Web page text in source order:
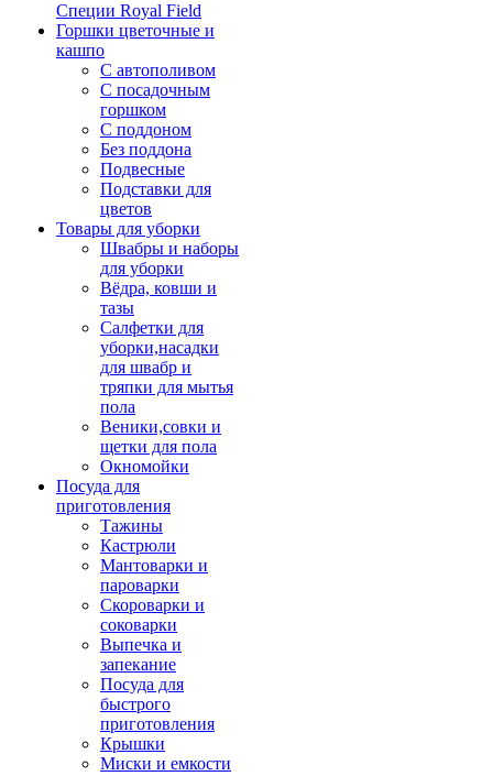
Специи Royal Field
Горшки цветочные и
кашпо
С автополивом
С посадочным
горшком
С поддоном
Без поддона
Подвесные
Подставки для
цветов
Товары для уборки
Швабры и наборы
для уборки
Вёдра, ковши и
тазы
Салфетки для
уборки,насадки
для швабр и
тряпки для мытья
пола
Веники,совки и
щетки для пола
Окномойки
Посуда для
приготовления
Тажины
Кастрюли
Мантоварки и
пароварки
Скороварки и
соковарки
Выпечка и
запекание
Посуда для
быстрого
приготовления
Крышки
Миски и емкости